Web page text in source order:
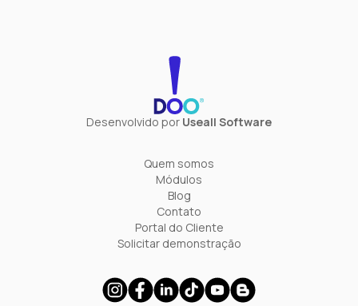
Desenvolvido por Useall Software
Quem somos
Módulos
Blog
Contato
Portal do Cliente
Solicitar demonstração